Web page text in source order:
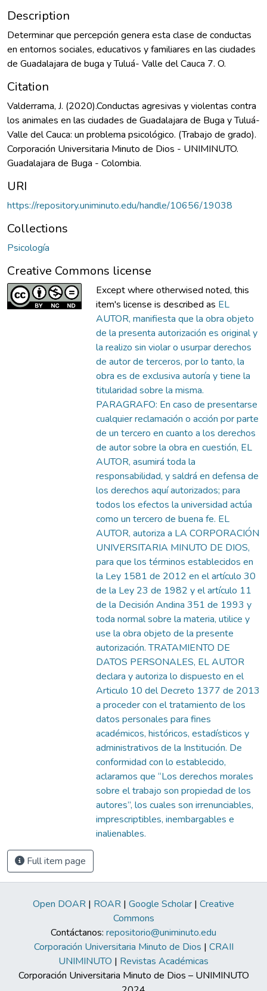
Description
Determinar que percepción genera esta clase de conductas
en entornos sociales, educativos y familiares en las ciudades
de Guadalajara de buga y Tuluá- Valle del Cauca 7. O.
Citation
Valderrama, J. (2020).Conductas agresivas y violentas contra
los animales en las ciudades de Guadalajara de Buga y Tuluá-
Valle del Cauca: un problema psicológico. (Trabajo de grado).
Corporación Universitaria Minuto de Dios - UNIMINUTO.
Guadalajara de Buga - Colombia.
URI
https://repository.uniminuto.edu/handle/10656/19038
Collections
Psicología
Creative Commons license
Except where otherwised noted, this
item's license is described as EL
AUTOR, manifiesta que la obra objeto
de la presenta autorización es original y
la realizo sin violar o usurpar derechos
de autor de terceros, por lo tanto, la
obra es de exclusiva autoría y tiene la
titularidad sobre la misma.
PARAGRAFO: En caso de presentarse
cualquier reclamación o acción por parte
de un tercero en cuanto a los derechos
de autor sobre la obra en cuestión, EL
AUTOR, asumirá toda la
responsabilidad, y saldrá en defensa de
los derechos aquí autorizados; para
todos los efectos la universidad actúa
como un tercero de buena fe. EL
AUTOR, autoriza a LA CORPORACIÓN
UNIVERSITARIA MINUTO DE DIOS,
para que los términos establecidos en
la Ley 1581 de 2012 en el artículo 30
de la Ley 23 de 1982 y el artículo 11
de la Decisión Andina 351 de 1993 y
toda normal sobre la materia, utilice y
use la obra objeto de la presente
autorización. TRATAMIENTO DE
DATOS PERSONALES, EL AUTOR
declara y autoriza lo dispuesto en el
Articulo 10 del Decreto 1377 de 2013
a proceder con el tratamiento de los
datos personales para fines
académicos, históricos, estadísticos y
administrativos de la Institución. De
conformidad con lo establecido,
aclaramos que “Los derechos morales
sobre el trabajo son propiedad de los
autores”, los cuales son irrenunciables,
imprescriptibles, inembargables e
inalienables.
Full item page
Open DOAR | ROAR | Google Scholar | Creative
Commons
Contáctanos: repositorio@uniminuto.edu
Corporación Universitaria Minuto de Dios | CRAII
UNIMINUTO | Revistas Académicas
Corporación Universitaria Minuto de Dios – UNIMINUTO